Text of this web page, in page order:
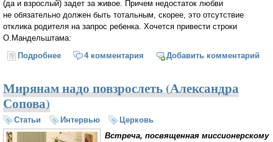
(да и взрослый) задет за живое. Причем недостаток любви
не обязательно должен быть тотальным, скорее, это отсутствие
отклика родителя на запрос ребенка. Хочется привести строки
О.Мандельштама:
Подробнее о Детская обида или взрослое прощение
4 комментария Добавить комментарий
Мирянам надо повзрослеть (Александра
Сопова)
Статьи Интервью
Церковь
Встреча, посвященная миссионерскому